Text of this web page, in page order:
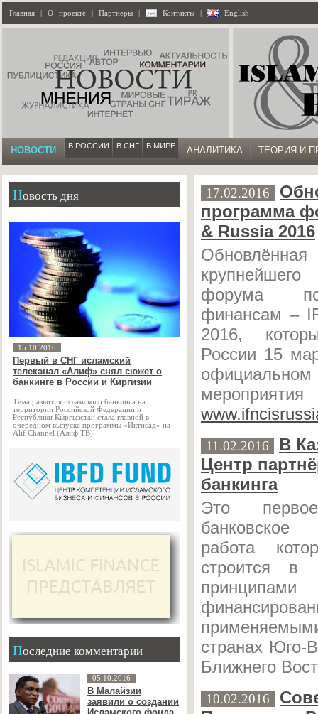
Главная О проекте Партнеры Контакты English
НОВОСТИ В РОССИИ В СНГ В МИРЕ АНАЛИТИКА ТЕОРИЯ И
Новость дня
15.10.2016
Первый в СНГ исламский
телеканал «Алиф» снял сюжет о
банкинге в России и Киргизии
Тема развития исламского банкинга на
территории Российской Федерации и
Республики Кыргызстан стала главной в
очередном выпуске программы «Иктисад» на
Alif Channel (Алиф ТВ).
Последние комментарии
05.10.2016
В Малайзии
заявили о создании
17.02.2016
программа
& Russia 2016
крупнейшего
форума
финансам –
2016,
России 15
11.02.2016
В
Центр
банкинга
Это
работа
строится в
принципами
странах Юго-
Ближнего
10.02.2016